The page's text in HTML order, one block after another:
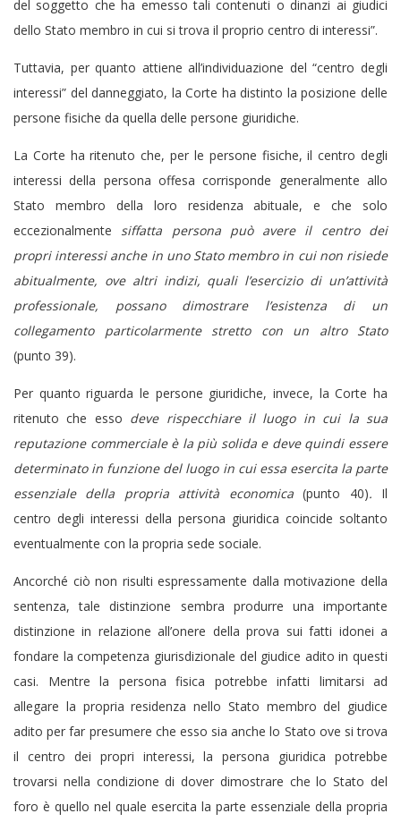
del soggetto che ha emesso tali contenuti o dinanzi ai giudici
dello Stato membro in cui si trova il proprio centro di interessi”.
Tuttavia, per quanto attiene all’individuazione del “centro degli
interessi” del danneggiato, la Corte ha distinto la posizione delle
persone fisiche da quella delle persone giuridiche.
La Corte ha ritenuto che, per le persone fisiche, il centro degli
interessi della persona offesa corrisponde generalmente allo
Stato membro della loro residenza abituale, e che solo
eccezionalmente siffatta persona può avere il centro dei
propri interessi anche in uno Stato membro in cui non risiede
abitualmente, ove altri indizi, quali l’esercizio di un’attività
professionale, possano dimostrare l’esistenza di un
collegamento particolarmente stretto con un altro Stato
(punto 39).
Per quanto riguarda le persone giuridiche, invece, la Corte ha
ritenuto che esso deve rispecchiare il luogo in cui la sua
reputazione commerciale è la più solida e deve quindi essere
determinato in funzione del luogo in cui essa esercita la parte
essenziale della propria attività economica(punto 40). Il
centro degli interessi della persona giuridica coincide soltanto
eventualmente con la propria sede sociale.
Ancorché ciò non risulti espressamente dalla motivazione della
sentenza, tale distinzione sembra produrre una importante
distinzione in relazione all’onere della prova sui fatti idonei a
fondare la competenza giurisdizionale del giudice adito in questi
casi. Mentre la persona fisica potrebbe infatti limitarsi ad
allegare la propria residenza nello Stato membro del giudice
adito per far presumere che esso sia anche lo Stato ove si trova
il centro dei propri interessi, la persona giuridica potrebbe
trovarsi nella condizione di dover dimostrare che lo Stato del
foro è quello nel quale esercita la parte essenziale della propria